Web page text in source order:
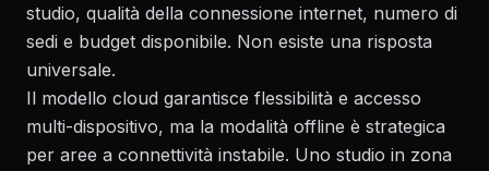
studio, qualità della connessione internet, numero di
sedi e budget disponibile. Non esiste una risposta
universale.
Il modello cloud garantisce flessibilità e accesso
multi-dispositivo, ma la modalità offline è strategica
per aree a connettività instabile. Uno studio in zona